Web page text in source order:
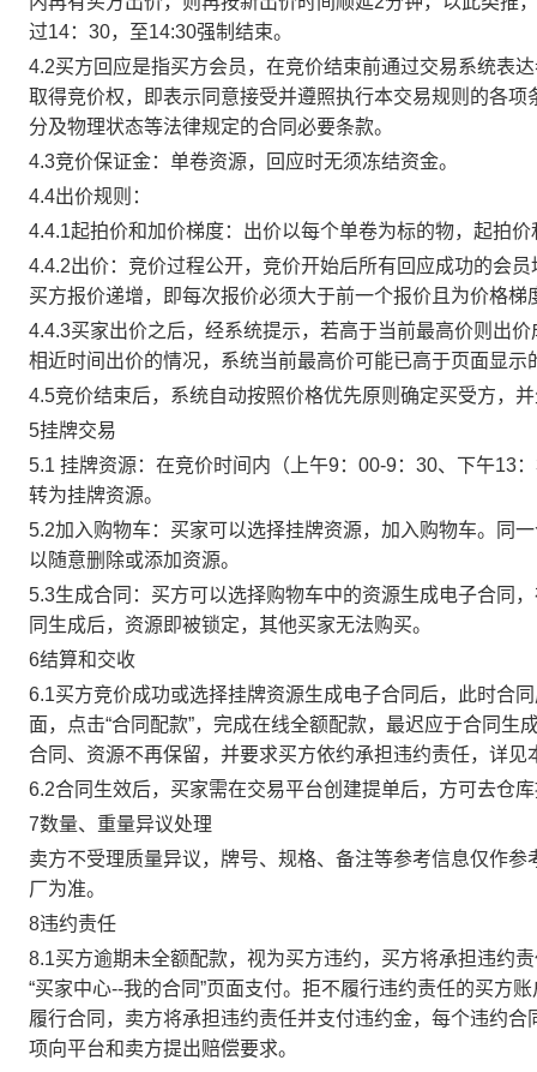
过14：30，至14:30强制结束。
4.2买方回应是指买方会员，在竞价结束前通过交易系统表
取得竞价权，即表示同意接受并遵照执行本交易规则的各
分及物理状态等法律规定的合同必要条款。
4.3竞价保证金：单卷资源，回应时无须冻结资金。
4.4出价规则：
4.4.1起拍价和加价梯度：出价以每个单卷为标的物，起拍
4.4.2出价：竞价过程公开，竞价开始后所有回应成功的会
买方报价递增，即每次报价必须大于前一个报价且为价格
4.4.3买家出价之后，经系统提示，若高于当前最高价则出
相近时间出价的情况，系统当前最高价可能已高于页面显示
4.5竞价结束后，系统自动按照价格优先原则确定买受方，
5挂牌交易
5.1 挂牌资源：在竞价时间内（上午9：00-9：30、下午13
转为挂牌资源。
5.2加入购物车：买家可以选择挂牌资源，加入购物车。同
以随意删除或添加资源。
5.3生成合同：买方可以选择购物车中的资源生成电子合同
同生成后，资源即被锁定，其他买家无法购买。
6结算和交收
6.1买方竞价成功或选择挂牌资源生成电子合同后，此时合
面，点击“合同配款”，完成在线全额配款，最迟应于合同
合同、资源不再保留，并要求买方依约承担违约责任，详见
6.2合同生效后，买家需在交易平台创建提单后，方可去仓
7数量、重量异议处理
卖方不受理质量异议，牌号、规格、备注等参考信息仅作
厂为准。
8违约责任
8.1买方逾期未全额配款，视为买方违约，买方将承担违约
“买家中心--我的合同”页面支付。拒不履行违约责任的买方
履行合同，卖方将承担违约责任并支付违约金，每个违约
项向平台和卖方提出赔偿要求。